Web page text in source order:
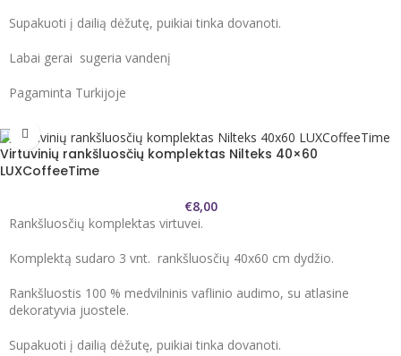
Supakuoti į dailią dėžutę, puikiai tinka dovanoti.
Labai gerai sugeria vandenį
Pagaminta Turkijoje
Virtuvinių rankšluosčių komplektas Nilteks 40×60
LUXCoffeeTime
€8,00
Rankšluosčių komplektas virtuvei.
Komplektą sudaro 3 vnt. rankšluosčių 40x60 cm dydžio.
Rankšluostis 100 % medvilninis vaflinio audimo, su atlasine
dekoratyvia juostele.
Supakuoti į dailią dėžutę, puikiai tinka dovanoti.